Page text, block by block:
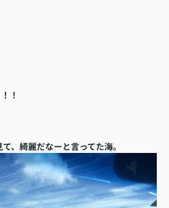
！
、綺麗だなーと言ってた海。